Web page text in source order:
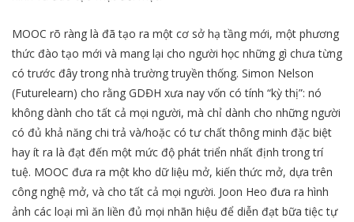
MOOC rõ ràng là đã tạo ra một cơ sở hạ tầng mới, một phương
thức đào tạo mới và mang lại cho người học những gì chưa từng
có trước đây trong nhà trường truyền thống. Simon Nelson
(Futurelearn) cho rằng GDĐH xưa nay vốn có tính “kỳ thị”: nó
không dành cho tất cả mọi người, mà chỉ dành cho những người
có đủ khả năng chi trả và/hoặc có tư chất thông minh đặc biệt
hay ít ra là đạt đến một mức độ phát triển nhất định trong trí
tuệ. MOOC đưa ra một kho dữ liệu mở, kiến thức mở, dựa trên
công nghệ mở, và cho tất cả mọi người. Joon Heo đưa ra hình
ảnh các loại mì ăn liền đủ mọi nhãn hiệu để diễn đạt bữa tiệc tự